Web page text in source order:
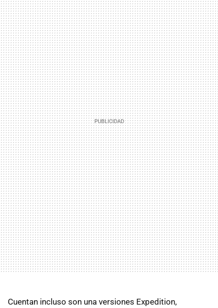
Cuentan incluso son una versiones Expedition,